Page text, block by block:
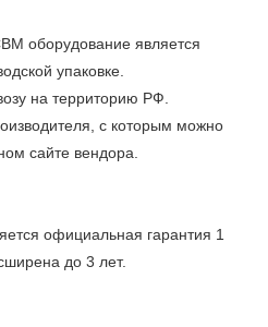
оборудование является
упаковке.
на территорию РФ.
с которым можно
сайте вендора.
официальная гарантия 1
до 3 лет.